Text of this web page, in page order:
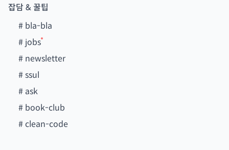
잡담 & 꿀팁
# bla-bla
# jobs
# newsletter
#ssul
# ask
# book-club
#clean-code